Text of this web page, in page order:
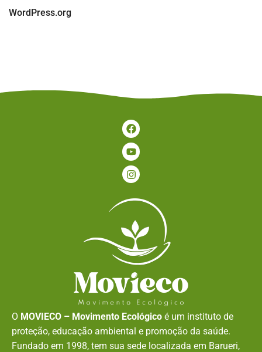
WordPress.org
O MOVIECO – Movimento Ecológico é um instituto de
proteção, educação ambiental e promoção da saúde.
Fundado em 1998, tem sua sede localizada em Barueri,